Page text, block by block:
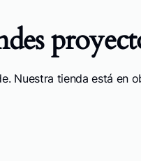
Nuestra tienda está en